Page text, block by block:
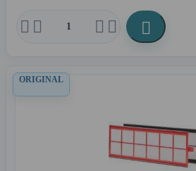
    
ORIGINAL